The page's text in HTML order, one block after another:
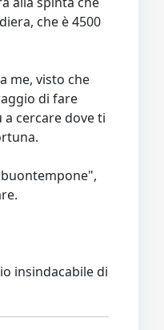
che è 4500
me, visto che
di fare
cercare dove ti
insindacabile di